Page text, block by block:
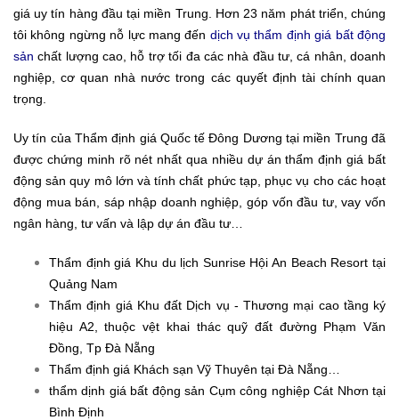
giá uy tín hàng đầu tại miền Trung. Hơn 23 năm phát triển, chúng
tôi không ngừng nỗ lực mang đến dịch vụ thẩm định giá bất động
sản chất lượng cao, hỗ trợ tối đa các nhà đầu tư, cá nhân, doanh
nghiệp, cơ quan nhà nước trong các quyết định tài chính quan
trọng.
Uy tín của Thẩm định giá Quốc tế Đông Dương tại miền Trung đã
được chứng minh rõ nét nhất qua nhiều dự án thẩm định giá bất
động sản quy mô lớn và tính chất phức tạp, phục vụ cho các hoạt
động mua bán, sáp nhập doanh nghiệp, góp vốn đầu tư, vay vốn
ngân hàng, tư vấn và lập dự án đầu tư…
Thẩm định giá Khu du lịch Sunrise Hội An Beach Resort tại
Quảng Nam
Thẩm định giá Khu đất Dịch vụ - Thương mại cao tầng ký
hiệu A2, thuộc vệt khai thác quỹ đất đường Phạm Văn
Đồng, Tp Đà Nẵng
Thẩm định giá Khách sạn Vỹ Thuyên tại Đà Nẵng…
thẩm dịnh giá bất động sản Cụm công nghiệp Cát Nhơn tại
Bình Định